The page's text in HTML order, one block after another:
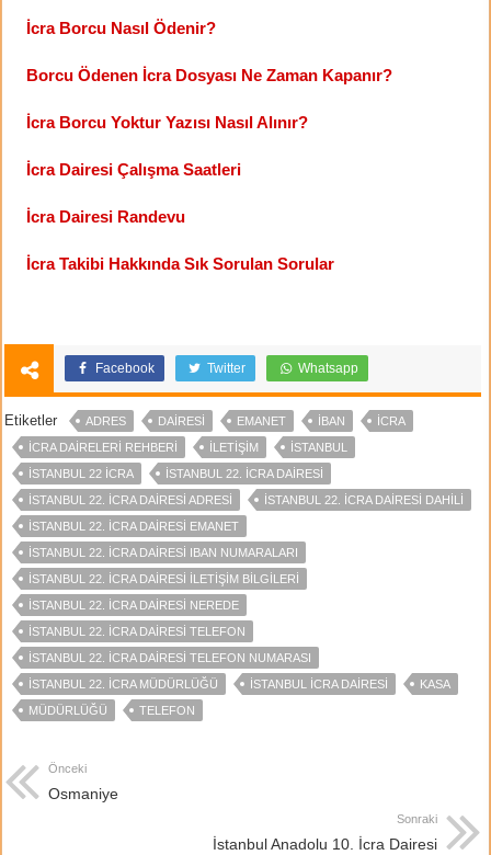
İcra Borcu Nasıl Ödenir?
Borcu Ödenen İcra Dosyası Ne Zaman Kapanır?
İcra Borcu Yoktur Yazısı Nasıl Alınır?
İcra Dairesi Çalışma Saatleri
İcra Dairesi Randevu
İcra Takibi Hakkında Sık Sorulan Sorular
Facebook Twitter Whatsapp
Etiketler ADRES DAIRESI EMANET IBAN
ICRA
ICRA DAIRELERI REHBERI
ILETIŞIM
ISTANBUL
İSTANBUL 22 ICRA
İSTANBUL 22. İCRA DAIRESI
İSTANBUL 22. İCRA DAIRESI ADRESI
İSTANBUL 22. İCRA DAIRESI DAHILI
İSTANBUL 22. İCRA DAIRESI EMANET
İSTANBUL 22. İCRA DAIRESI IBAN NUMARALARI
İSTANBUL 22. İCRA DAIRESI İLETIŞIM BILGILERI
İSTANBUL 22. İCRA DAIRESI NEREDE
İSTANBUL 22. İCRA DAIRESI TELEFON
İSTANBUL 22. İCRA DAIRESI TELEFON NUMARASI
İSTANBUL 22. İCRA MÜDÜRLÜĞÜ
ISTANBUL ICRA DAIRESI
KASA
MÜDÜRLÜĞÜ
TELEFON
Önceki
Osmaniye
Sonraki
İstanbul Anadolu 10. İcra Dairesi